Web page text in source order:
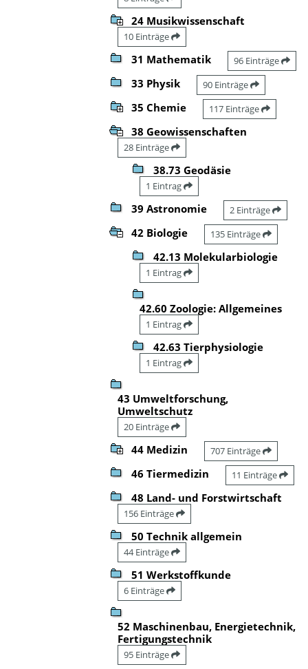
24 Musikwissenschaft
10 Einträge
31 Mathematik 96 Einträge
33 Physik 90 Einträge
35 Chemie 117 Einträge
38 Geowissenschaften
28 Einträge
38.73 Geodäsie
1 Eintrag
39 Astronomie 2 Einträge
42 Biologie 135 Einträge
42.13 Molekularbiologie
1 Eintrag
42.60 Zoologie: Allgemeines
1 Eintrag
42.63 Tierphysiologie
1 Eintrag
43 Umweltforschung,
Umweltschutz
20 Einträge
44 Medizin 707 Einträge
46 Tiermedizin 11 Einträge
48 Land- und Forstwirtschaft
156 Einträge
50 Technik allgemein
44 Einträge
51 Werkstoffkunde
6 Einträge
52 Maschinenbau, Energietechnik,
Fertigungstechnik
95 Einträge